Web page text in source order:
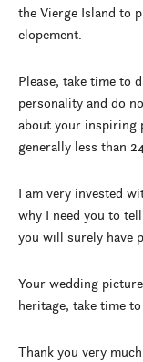
the Vierge Island to
elopement.
Please, take time to
personality and do
about your inspiring
generally less than
I am very invested
why I need you to
you will surely have
Your wedding
heritage, take time
Thank you very